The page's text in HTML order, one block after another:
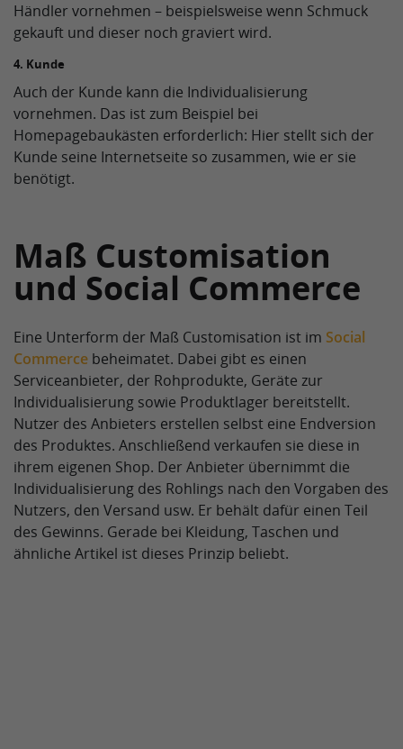
Händler vornehmen – beispielsweise wenn Schmuck
gekauft und dieser noch graviert wird.
4. Kunde
Auch der Kunde kann die Individualisierung
vornehmen. Das ist zum Beispiel bei
Homepagebaukästen erforderlich: Hier stellt sich der
Kunde seine Internetseite so zusammen, wie er sie
benötigt.
Maß Customisation
und Social Commerce
Eine Unterform der Maß Customisation ist im Social
Commerce beheimatet. Dabei gibt es einen
Serviceanbieter, der Rohprodukte, Geräte zur
Individualisierung sowie Produktlager bereitstellt.
Nutzer des Anbieters erstellen selbst eine Endversion
des Produktes. Anschließend verkaufen sie diese in
ihrem eigenen Shop. Der Anbieter übernimmt die
Individualisierung des Rohlings nach den Vorgaben des
Nutzers, den Versand usw. Er behält dafür einen Teil
des Gewinns. Gerade bei Kleidung, Taschen und
ähnliche Artikel ist dieses Prinzip beliebt.